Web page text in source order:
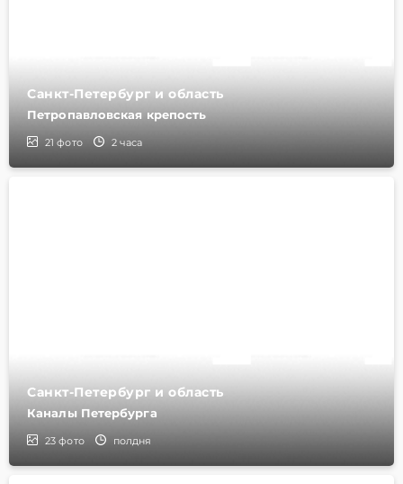
Санкт-Петербург и область
Петропавловская крепость
21 фото 2 часа
Санкт-Петербург и область
Каналы Петербурга
23 фото полдня